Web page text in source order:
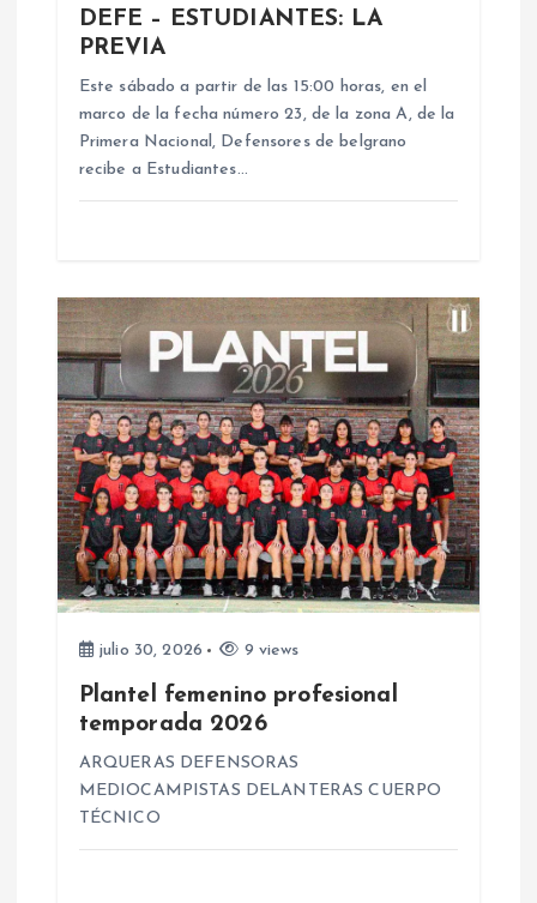
a
d
a
s
DEFE – ESTUDIANTES: LA
PREVIA
Este sábado a partir de las 15:00 horas, en el
marco de la fecha número 23, de la zona A, de la
Primera Nacional, Defensores de belgrano
recibe a Estudiantes…
julio 30, 2026 9 views
Plantel femenino profesional
temporada 2026
ARQUERAS DEFENSORAS
MEDIOCAMPISTAS DELANTERAS CUERPO
TÉCNICO